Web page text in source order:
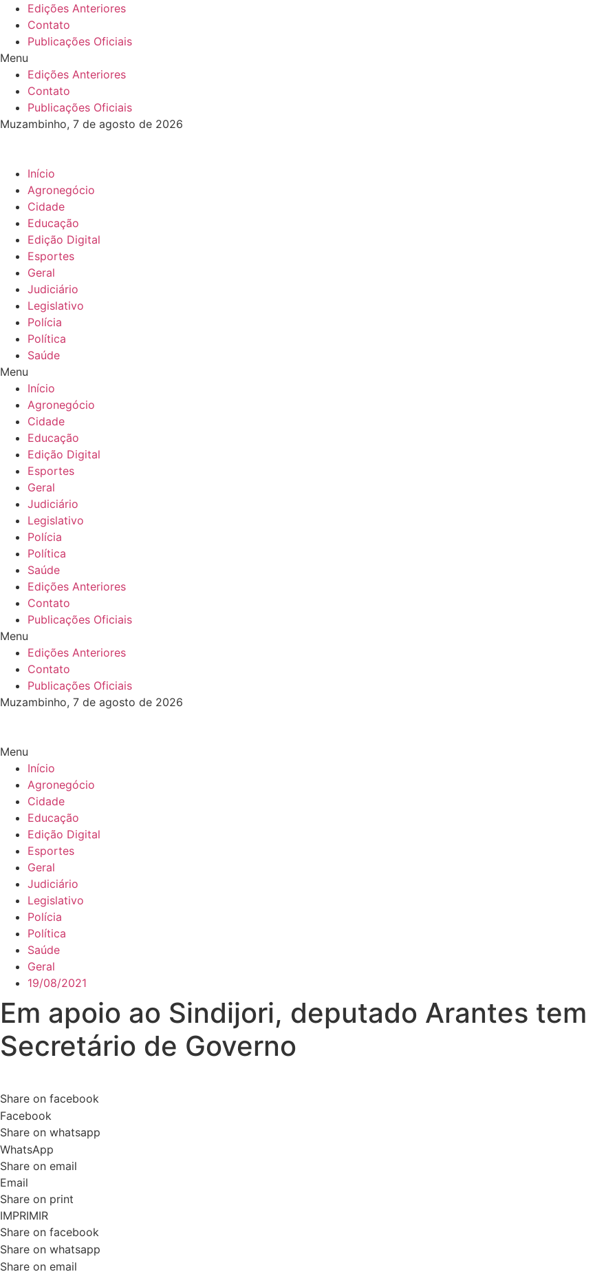
para
conteúdo
Edições Anteriores
Contato
Publicações Oficiais
Menu
Edições Anteriores
Contato
Publicações Oficiais
Muzambinho, 7 de agosto de 2026
Início
Agronegócio
Cidade
Educação
Edição Digital
Esportes
Geral
Judiciário
Legislativo
Polícia
Política
Saúde
Menu
Início
Agronegócio
Cidade
Educação
Edição Digital
Esportes
Geral
Judiciário
Legislativo
Polícia
Política
Saúde
Edições Anteriores
Contato
Publicações Oficiais
Menu
Edições Anteriores
Contato
Publicações Oficiais
Muzambinho, 7 de agosto de 2026
Menu
Início
Agronegócio
Cidade
Educação
Edição Digital
Esportes
Geral
Judiciário
Legislativo
Polícia
Política
Saúde
Geral
19/08/2021
Em apoio ao Sindijori, deputado Arantes
Secretário de Governo
Share on facebook
Facebook
Share on whatsapp
WhatsApp
Share on email
Email
Share on print
IMPRIMIR
Share on facebook
Share on whatsapp
Share on email